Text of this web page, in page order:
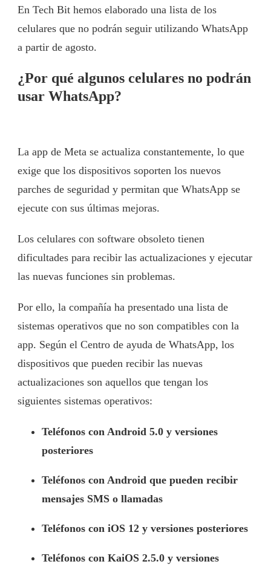
En Tech Bit hemos elaborado una lista de los
celulares que no podrán seguir utilizando WhatsApp
a partir de agosto.
¿Por qué algunos celulares no podrán
usar WhatsApp?
La app de Meta se actualiza constantemente, lo que
exige que los dispositivos soporten los nuevos
parches de seguridad y permitan que WhatsApp se
ejecute con sus últimas mejoras.
Los celulares con software obsoleto tienen
dificultades para recibir las actualizaciones y ejecutar
las nuevas funciones sin problemas.
Por ello, la compañía ha presentado una lista de
sistemas operativos que no son compatibles con la
app. Según el Centro de ayuda de WhatsApp, los
dispositivos que pueden recibir las nuevas
actualizaciones son aquellos que tengan los
siguientes sistemas operativos:
Teléfonos con Android 5.0 y versiones
posteriores
Teléfonos con Android que pueden recibir
mensajes SMS o llamadas
Teléfonos con iOS 12 y versiones posteriores
Teléfonos con KaiOS 2.5.0 y versiones